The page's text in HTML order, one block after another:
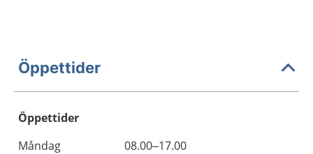
Öppettider
Öppettider
Dag
Öppettider
Kommentarer
Måndag
08.00–17.00